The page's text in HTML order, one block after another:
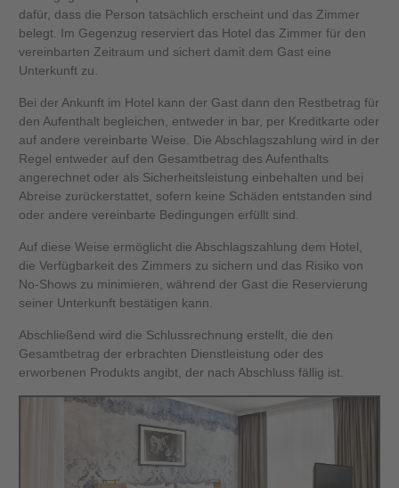
dafür, dass die Person tatsächlich erscheint und das Zimmer
belegt. Im Gegenzug reserviert das Hotel das Zimmer für den
vereinbarten Zeitraum und sichert damit dem Gast eine
Unterkunft zu.
Bei der Ankunft im Hotel kann der Gast dann den Restbetrag für
den Aufenthalt begleichen, entweder in bar, per Kreditkarte oder
auf andere vereinbarte Weise. Die Abschlagszahlung wird in der
Regel entweder auf den Gesamtbetrag des Aufenthalts
angerechnet oder als Sicherheitsleistung einbehalten und bei
Abreise zurückerstattet, sofern keine Schäden entstanden sind
oder andere vereinbarte Bedingungen erfüllt sind.
Auf diese Weise ermöglicht die Abschlagszahlung dem Hotel,
die Verfügbarkeit des Zimmers zu sichern und das Risiko von
No-Shows zu minimieren, während der Gast die Reservierung
seiner Unterkunft bestätigen kann.
Abschließend wird die Schlussrechnung erstellt, die den
Gesamtbetrag der erbrachten Dienstleistung oder des
erworbenen Produkts angibt, der nach Abschluss fällig ist.